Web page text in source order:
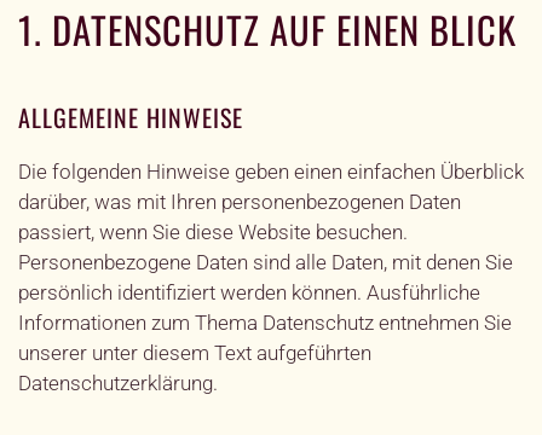
1. DATENSCHUTZ AUF EINEN BLICK
ALLGEMEINE HINWEISE
Die folgenden Hinweise geben einen einfachen Überblick
darüber, was mit Ihren personenbezogenen Daten
passiert, wenn Sie diese Website besuchen.
Personenbezogene Daten sind alle Daten, mit denen Sie
persönlich identifiziert werden können. Ausführliche
Informationen zum Thema Datenschutz entnehmen Sie
unserer unter diesem Text aufgeführten
Datenschutzerklärung.